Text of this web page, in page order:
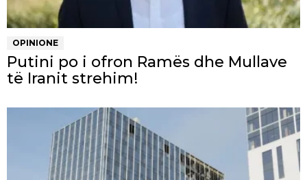
OPINIONE
Putini po i ofron Ramës dhe Mullave
të Iranit strehim!